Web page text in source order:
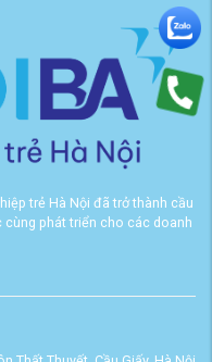
trẻ Hà Nội đã trở thành cầu
cùng phát triển cho các doanh